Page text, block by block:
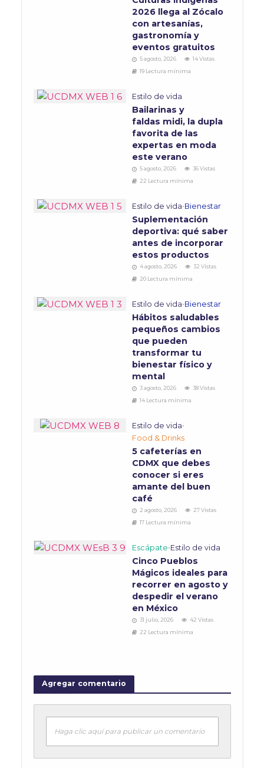
2026 llega al Zócalo
con artesanías,
gastronomía y
eventos gratuitos
5 agosto, 2026
14 Vistas
19 Lectura mínima
Estilo de vida
Bailarinas y
faldas midi, la dupla
favorita de las
expertas en moda
este verano
5 agosto, 2026
36 Vistas
22 Lectura mínima
Estilo de vida•Bienestar
Suplementación
deportiva: qué saber
antes de incorporar
estos productos
4 agosto, 2026
32 Vistas
20 Lectura mínima
Estilo de vida•Bienestar
Hábitos saludables
pequeños cambios
que pueden
transformar tu
bienestar físico y
mental
3 agosto, 2026
38 Vistas
14 Lectura mínima
Estilo de vida•
Food & Drinks
5 cafeterías en
CDMX que debes
conocer si eres
amante del buen
café
2 agosto, 2026
27 Vistas
17 Lectura mínima
Escápate•Estilo de vida
Cinco Pueblos
Mágicos ideales para
recorrer en agosto y
despedir el verano
en México
31 julio, 2026
42 Vistas
22 Lectura mínima
Agregar comentario
Haga clic aquí para publicar un comentario